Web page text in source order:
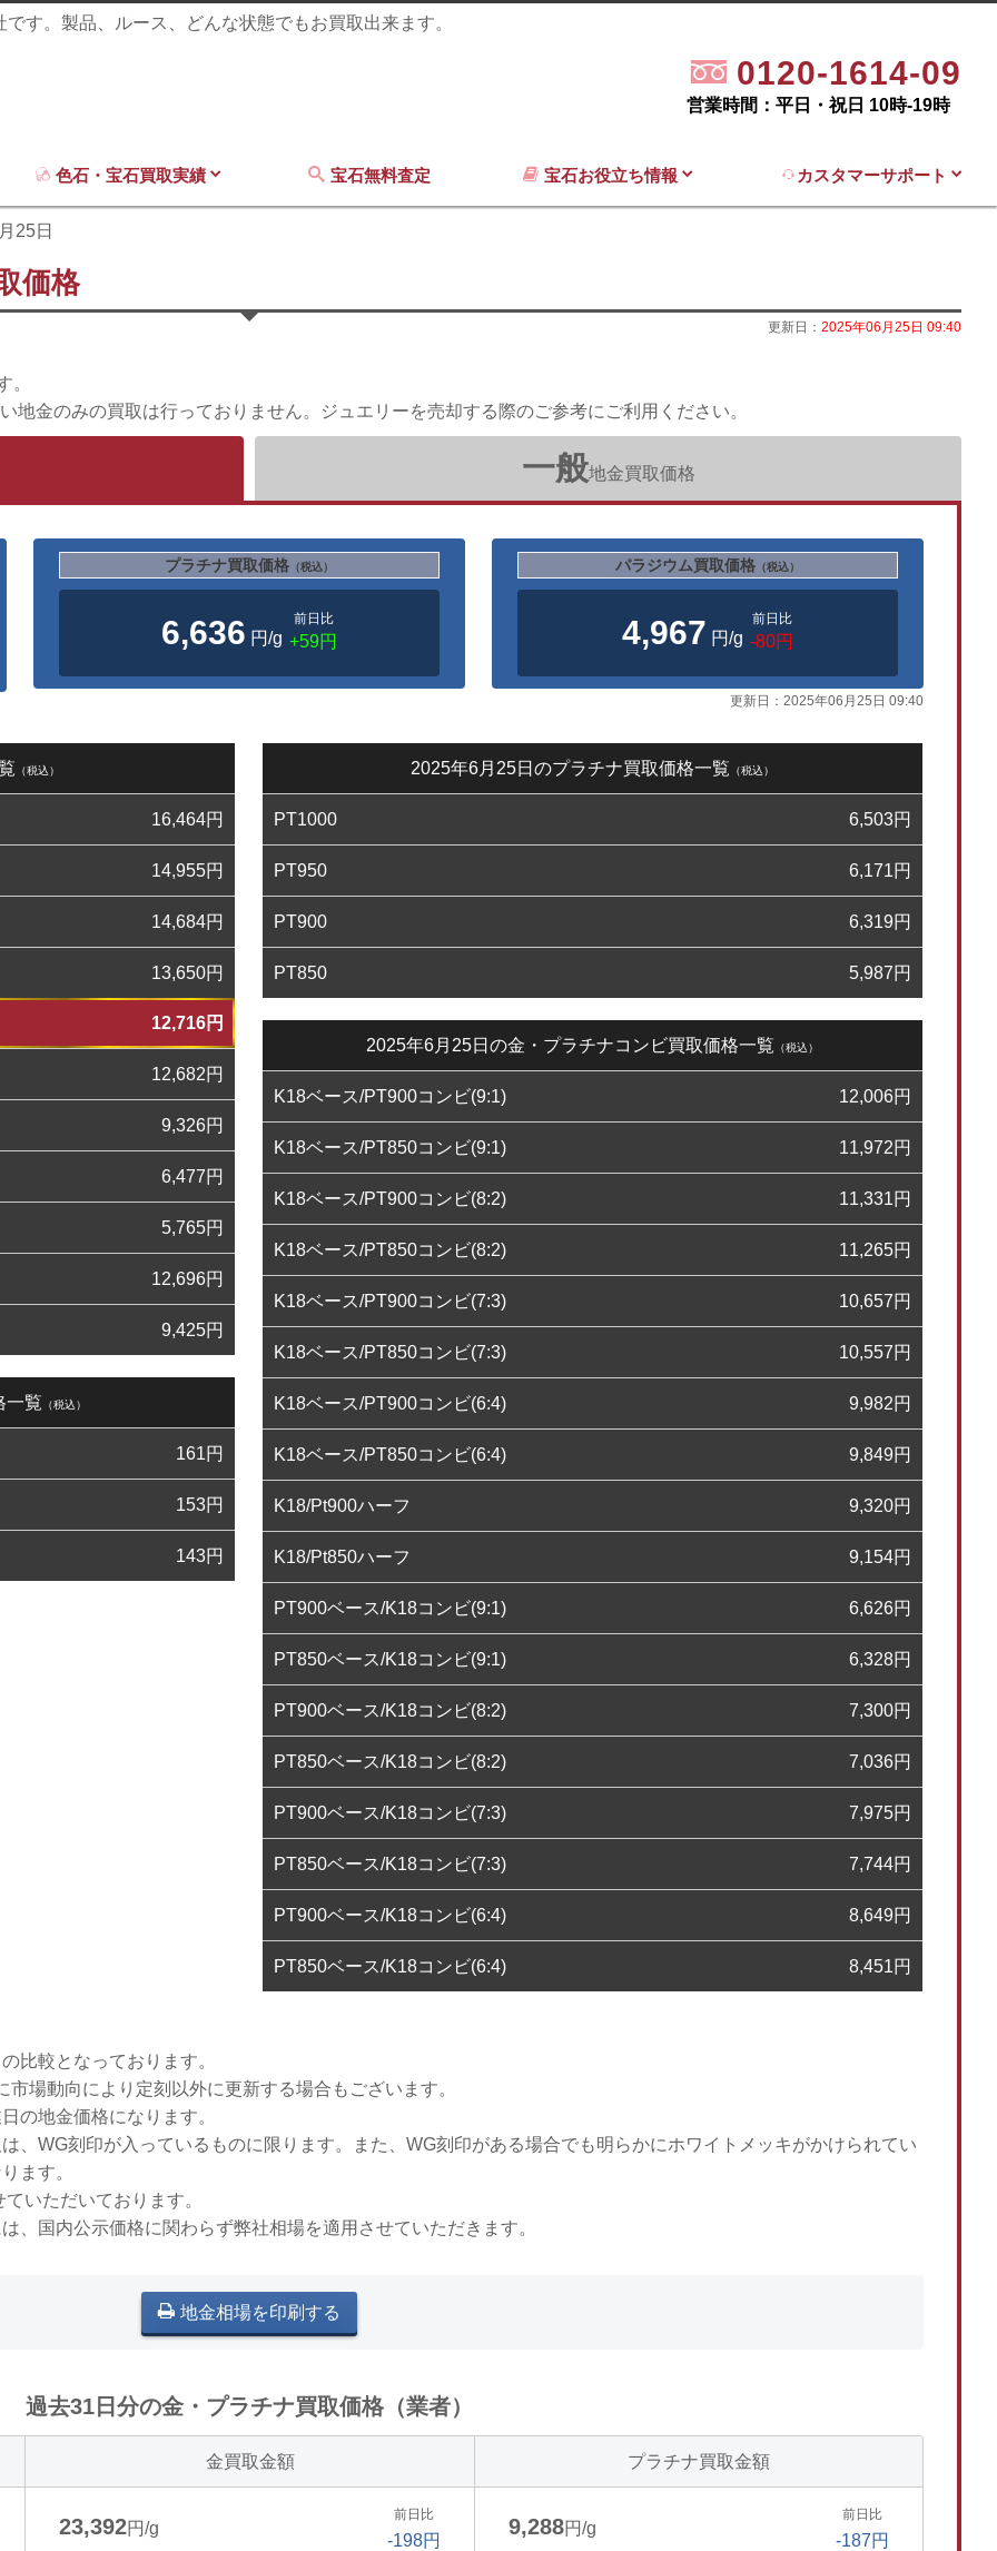
す。製品、ルース、どんな状態でもお買取出来ます。
0120-1614-09
営業時間：平日・祝日 10時-19時
色石・宝石買取実績 宝石無料査定 宝石お役立ち情報 カスタマーサポート
25日
価格
更新日： 2025年06月25日 09:40
。
金のみの買取は行っておりません。ジュエリーを売却する際のご参考にご利用ください。
一般地金買取価格
プラチナ買取価格（税込）
6,636 円/g
前日比
+59円
パラジウム買取価格 （税込）
4,967 円/g
前日比
-80円
更新日： 2025年06月25日 09:40
（税込）
16,464円
14,955円
14,684円
13,650円
12,716円
12,682円
9,326円
6,477円
5,765円
12,696円
9,425円
一覧 （税込）
161円
153円
143円
2025年6月25日のプラチナ買取価格一覧 （税込）
PT1000 6,503円
PT950 6,171円
PT900 6,319円
PT850 5,987円
2025年6月25日の金・プラチナコンビ買取価格一覧 （税込）
K18ベース/PT900コンビ(9:1) 12,006円
K18ベース/PT850コンビ(9:1) 11,972円
K18ベース/PT900コンビ(8:2) 11,331円
K18ベース/PT850コンビ(8:2) 11,265円
K18ベース/PT900コンビ(7:3) 10,657円
K18ベース/PT850コンビ(7:3) 10,557円
K18ベース/PT900コンビ(6:4) 9,982円
K18ベース/PT850コンビ(6:4) 9,849円
K18/Pt900ハーフ 9,320円
K18/Pt850ハーフ 9,154円
PT900ベース/K18コンビ(9:1) 6,626円
PT850ベース/K18コンビ(9:1) 6,328円
PT900ベース/K18コンビ(8:2) 7,300円
PT850ベース/K18コンビ(8:2) 7,036円
PT900ベース/K18コンビ(7:3) 7,975円
PT850ベース/K18コンビ(7:3) 7,744円
PT900ベース/K18コンビ(6:4) 8,649円
PT850ベース/K18コンビ(6:4) 8,451円
比較となっております。
場動向により定刻以外に更新する場合もございます。
の地金価格になります。
、WG刻印が入っているものに限ります。また、WG刻印がある場合でも明らかにホワイトメッキがかけられてい
ます。
いただいております。
、国内公示価格に関わらず弊社相場を適用させていただきます。
地金相場を印刷する
過去31日分の金・プラチナ買取価格（業者）
金買取金額 プラチナ買取金額
23,392円/g
前日比
-198円
9,288円/g
前日比
-187円